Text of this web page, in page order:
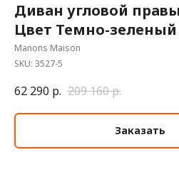
Диван угловой
Цвет Темно-
Manons Maison
SKU: 3527-5
62 290 р. 209 160р.
Заказать